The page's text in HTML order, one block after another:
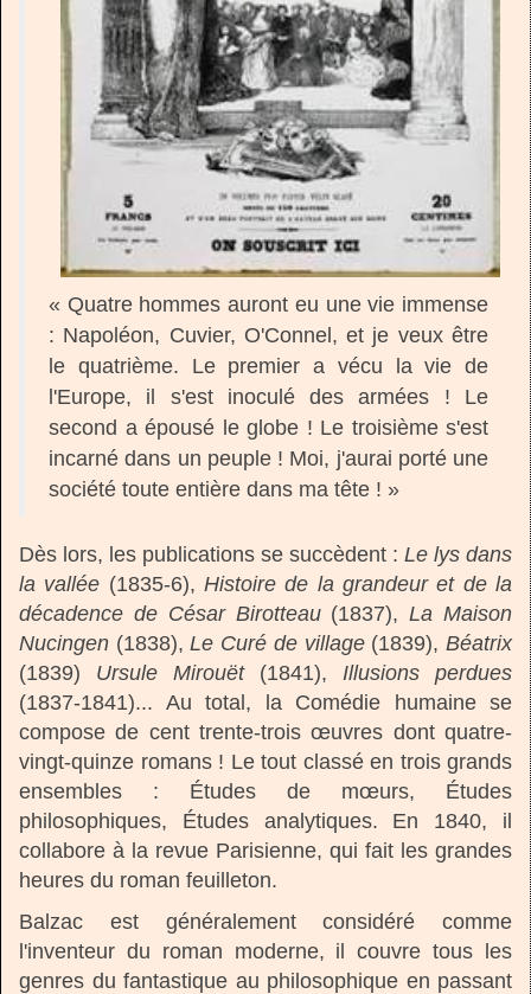
« Quatre hommes auront eu une vie immense
: Napoléon, Cuvier, O'Connel, et je veux être
le quatrième. Le premier a vécu la vie de
l'Europe, il s'est inoculé des armées ! Le
second a épousé le globe ! Le troisième s'est
incarné dans un peuple ! Moi, j'aurai porté une
société toute entière dans ma tête ! »
Dès lors, les publications se succèdent : Le lys dans
la vallée (1835-6),Histoire de la grandeur et de la
décadence de César Birotteau(1837),La Maison
Nucingen (1838),Le Curé de village(1839), Béatrix
(1839) Ursule Mirouët(1841), Illusions perdues
(1837-1841)... Au total, la Comédie humaine se
compose de cent trente-trois œuvres dont quatre-
vingt-quinze romans ! Le tout classé en trois grands
ensembles : Études de mœurs, Études
philosophiques, Études analytiques. En 1840, il
collabore à la revue Parisienne, qui fait les grandes
heures du roman feuilleton.
Balzac est généralement considéré comme
l'inventeur du roman moderne, il couvre tous les
genres du fantastique au philosophique en passant